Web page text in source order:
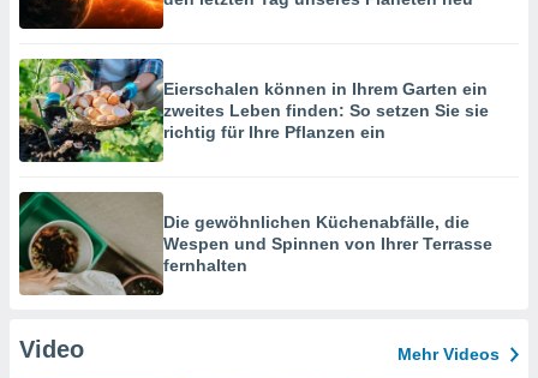
Eierschalen können in Ihrem Garten ein
zweites Leben finden: So setzen Sie sie
richtig für Ihre Pflanzen ein
Die gewöhnlichen Küchenabfälle, die
Wespen und Spinnen von Ihrer Terrasse
fernhalten
Video Mehr Videos